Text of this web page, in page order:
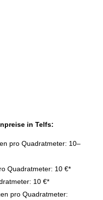
in Telfs:
pro Quadratmeter: 10–
Quadratmeter: 10 €*
10 €*
pro Quadratmeter: